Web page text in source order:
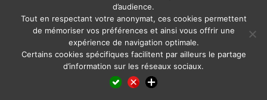
LinkedIn
X WhatsAppPinterest
d’audience.
Tout en respectant votre anonymat, ces cookies permettent
de mémoriser vos préférences et ainsi vous offrir une
expérience de navigation optimale.
Certains cookies spécifiques facilitent par ailleurs le partage
d’information sur les réseaux sociaux.